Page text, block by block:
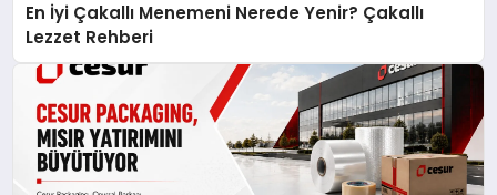
En İyi Çakallı Menemeni Nerede Yenir? Çakallı
Lezzet Rehberi